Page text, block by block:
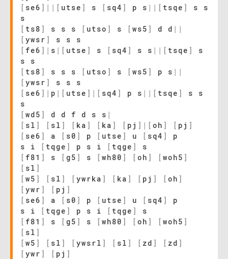
[ se6 ] | | [ utse ] s [ sq4 ] p s | | [ tsqe ]
s s
s
[ ts8 ] s s s [ utso ] s [ ws5 ] d d | |
[ ywsr ]
s s s
[ fe6 ] | s | [ utse ] s [ sq4 ] s s | | [ tsqe ]
s
s s
[ ts8 ] s s s [ utso ] s [ ws5 ] p s | |
[ ywsr ]
s s s
[ se6 ] | p | [ utse ] | [ sq4 ] p s | | [ tsqe ]
s s
s
[ wd5 ] d d f d s s |
[ sl ] [ sl ] [ ka ] [ ka ] [ pj ] | [ oh ] [ pj ]
[ se6 ] a [ s0 ] p [ utse ] u [ sq4 ]
p
s i
[ tqge ] p s i [ tqge ]
s
[ f81 ] s [ g5 ] s [ wh80 ] [ oh ] [ woh5 ]
[ sl ]
[ w5 ] [ sl ] [ ywrka ] [ ka ] [ pj ] [ oh ]
[ ywr ] [ pj ]
[ se6 ] a [ s0 ] p [ utse ] u [ sq4 ]
p
s i
[ tqge ] p s i [ tqge ]
s
[ f81 ] s [ g5 ] s [ wh80 ] [ oh ] [ woh5 ]
[ sl ]
[ w5 ] [ sl ] [ ywsrl ] [ sl ] [ zd ] [ zd ]
[ ywr ] [ pj ]